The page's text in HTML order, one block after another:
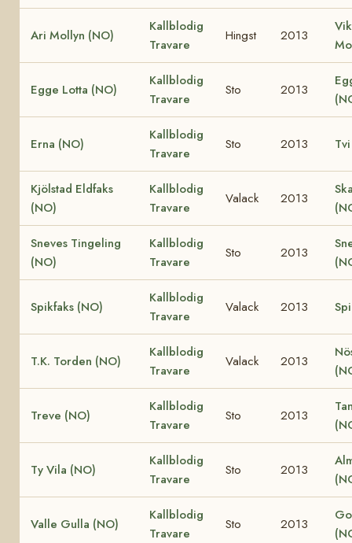
Ari Mollyn (NO)
Kallblodig
Travare
Hingst 2013
Egge Lotta (NO)
Kallblodig
Travare
Sto 2013
Erna (NO)
Kallblodig
Travare
Sto 2013
Kjölstad Eldfaks
(NO)
Kallblodig
Travare
Valack 2013
Sneves Tingeling
(NO)
Kallblodig
Travare
Sto 2013
Spikfaks (NO)
Kallblodig
Travare
Valack 2013
T.K. Torden (NO)
Kallblodig
Travare
Valack 2013
Treve (NO)
Kallblodig
Travare
Sto 2013
Ty Vila (NO)
Kallblodig
Travare
Sto 2013
Valle Gulla (NO)
Kallblodig
Travare
Sto 2013